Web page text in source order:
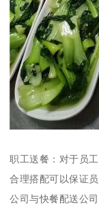
职工送餐：对于员
合理搭配可以保证
公司与快餐配送公